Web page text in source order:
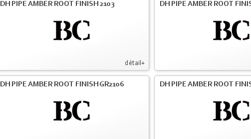
détail+
DH PIPE AMBER ROOT FINISH 2103 DH PIPE AMBER ROOT
DH PIPE AMBER ROOT FINISH GR2106 DH PIPE AMBER ROOT